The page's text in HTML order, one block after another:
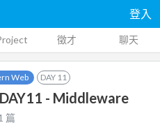
登入
徵才 聊天
Web DAY 11
- Middleware
篇